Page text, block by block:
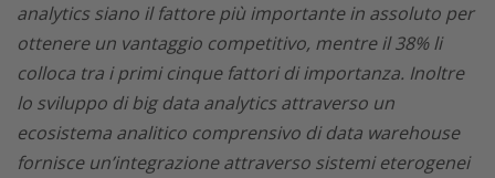
analytics siano il fattore più importante in assoluto per
ottenere un vantaggio competitivo, mentre il 38% li
colloca tra i primi cinque fattori di importanza. Inoltre
lo sviluppo di big data analytics attraverso un
ecosistema analitico comprensivo di data warehouse
fornisce un’integrazione attraverso sistemi eterogenei